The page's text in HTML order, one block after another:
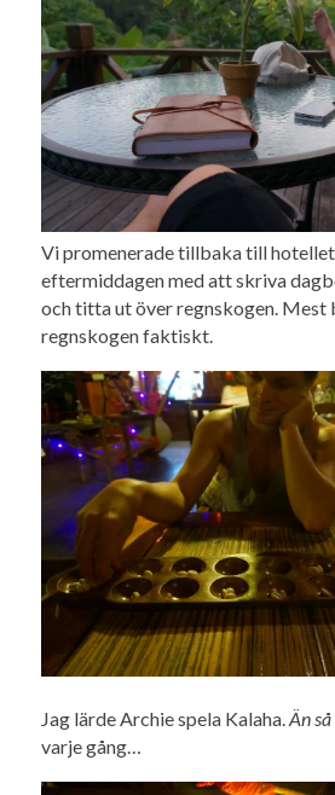
Vi promenerade tillbaka till
eftermiddagen med att skriva
och titta ut över regnskogen. Mest
regnskogen faktiskt.
Jag lärde Archie spela Kalaha.Än
varje gång…